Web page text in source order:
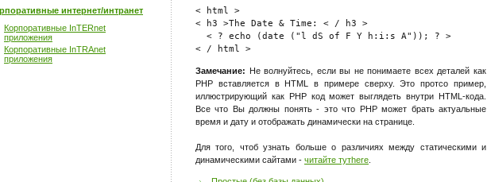
интернет/интранет
Корпоративные InTERnet
приложения
Корпоративные InTRAnet
приложения
< html >
< h3 >The Date & Time: < / h3 >
  < ? echo (date ("l dS of F Y h:i:s A")); ? >
Замечание: Не волнуйтесь, если вы не понимаете всех деталей как
PHP вставляется в HTML в примере сверху. Это протсо пример,
иллюстрирующий как PHP код может выглядеть внутри HTML-кода.
Все что Вы должны понять - это что PHP может брать актуальные
время и дату и отображать динамически на странице.
Для того, чтоб узнать больше о различиях между статическими и
динамическими сайтами - читайте тутhere